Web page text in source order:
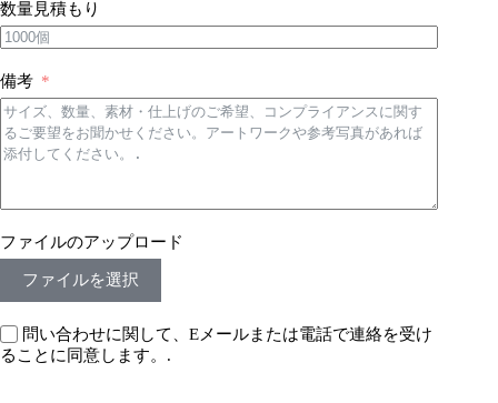
数量見積もり
備考
ファイルのアップロード
ファイルを選択
問い合わせに関して、Eメールまたは電話で連絡を受け
ることに同意します。.